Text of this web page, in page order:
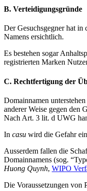
B. Verteidigungsgründe
Der Gesuchsgegner hat in
Namens ersichtlich.
Es bestehen sogar
registrierten Marken
C. Rechtfertigung der
Domainnamen
anderer Weise gegen den
Nach Art. 3 lit. d UWG
In casu wird die Gefahr
Ausserdem fallen die
Domainnamens (sog.
Huong Quynh, WIPO
Die Voraussetzungen von